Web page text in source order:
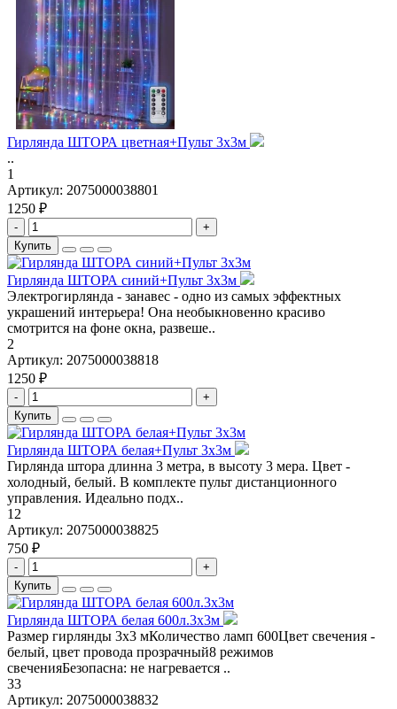
Гирлянда ШТОРА цветная+Пульт 3х3м
..
1
Артикул: 2075000038801
1250 ₽
-
+
Купить
Гирлянда ШТОРА синий+Пульт 3х3м
Электрогирлянда - занавес - одно из самых эффектных
украшений интерьера! Она необыкновенно красиво
смотрится на фоне окна, развеше..
2
Артикул: 2075000038818
1250 ₽
-
+
Купить
Гирлянда ШТОРА белая+Пульт 3х3м
Гирлянда штора длинна 3 метра, в высоту 3 мера. Цвет -
холодный, белый. В комплекте пульт дистанционного
управления. Идеально подх..
12
Артикул: 2075000038825
750 ₽
-
+
Купить
Гирлянда ШТОРА белая 600л.3х3м
Размер гирлянды 3х3 мКоличество ламп 600Цвет свечения -
белый, цвет провода прозрачный8 режимов
свеченияБезопасна: не нагревается ..
33
Артикул: 2075000038832